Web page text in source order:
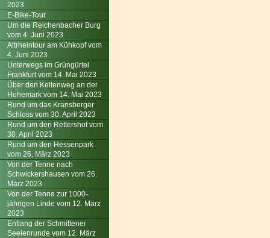
2023
E-Bike-Tour
Um die Reichenbacher Burg
vom 4. Juni 2023
Altrheintour am Kühkopf vom
4. Juni 2023
Unterwegs im Grüngürtel
Frankfurt vom 14. Mai 2023
Über den Keltenweg an der
Hohemark vom 14. Mai 2023
Rund um das Kransberger
Schloss vom 30. April 2023
Rund um den Rettershof vom
30. April 2023
Rund um den Hessenpark
vom 26. März 2023
Von der Tenne nach
Schwickershausen vom 26.
März 2023
Von der Tenne zur 1000-
jährigen Linde vom 12. März
2023
Entlang der Schmittener
Seelenrunde vom 12. März